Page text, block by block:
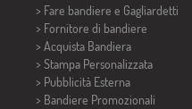
> Fare bandiere e Gagliardetti
> Fornitore di bandiere
> Acquista Bandiera
> Stampa Personalizzata
> Pubblicità Esterna
> Bandiere Promozionali